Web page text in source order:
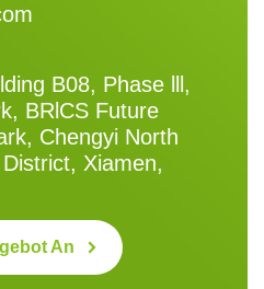
B08, Phase lll,
BRlCS Future
Chengyi North
Xiamen,
An